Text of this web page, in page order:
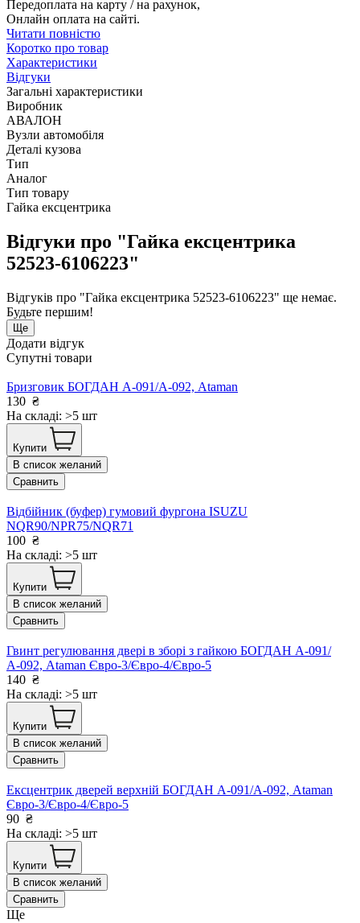
Передоплата на карту / на рахунок,
Онлайн оплата на сайті.
Читати повністю
Коротко про товар
Характеристики
Відгуки
Загальні характеристики
Виробник
АВАЛОН
Вузли автомобіля
Деталі кузова
Тип
Аналог
Тип товару
Гайка ексцентрика
Відгуки про "Гайка ексцентрика
52523-6106223"
Відгуків про "Гайка ексцентрика 52523-6106223" ще немає.
Будьте першим!
Ще
Додати відгук
Супутні товари
Бризговик БОГДАН А-091/А-092, Ataman
130 ₴
На складі: >5 шт
Купити
В список желаний
Сравнить
Відбійник (буфер) гумовий фургона ISUZU
NQR90/NPR75/NQR71
100 ₴
На складі: >5 шт
Купити
В список желаний
Сравнить
Гвинт регулювання двері в зборі з гайкою БОГДАН А-091/
А-092, Ataman Євро-3/Євро-4/Євро-5
140 ₴
На складі: >5 шт
Купити
В список желаний
Сравнить
Ексцентрик дверей верхній БОГДАН А-091/А-092, Ataman
Євро-3/Євро-4/Євро-5
90 ₴
На складі: >5 шт
Купити
В список желаний
Сравнить
Ще